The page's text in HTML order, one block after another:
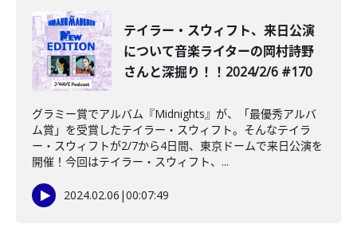
テイラー・スウィフト、来日公演
について音楽ライターの岡村詩野
さんと深掘り！！2024/2/6 #170
グラミー賞でアルバム『Midnights』が、「最優秀アルバ
ム賞」を受賞したテイラー・スウィフト。そんなテイラ
ー・スウィフトが2/7から4日間、東京ドームで来日公演を
開催！今回はテイラー・スウィフト、...
2024.02.06 |00:07:49